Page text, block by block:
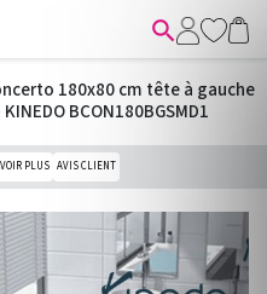

180x80 cm tête à gauche
BCON180BGSMD1
PLUS AVIS CLIENT